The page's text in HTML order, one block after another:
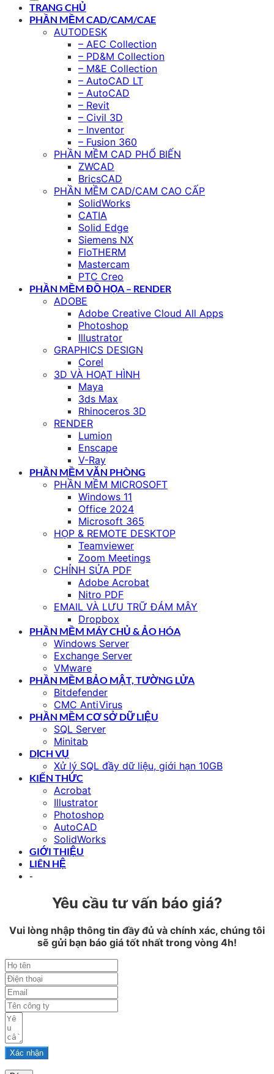
TRANG CHỦ
PHẦN MỀM CAD/CAM/CAE
AUTODESK
– AEC Collection
– PD&M Collection
– M&E Collection
– AutoCAD LT
– AutoCAD
– Revit
– Civil 3D
– Inventor
– Fusion 360
PHẦN MỀM CAD PHỔ BIẾN
ZWCAD
BricsCAD
PHẦN MỀM CAD/CAM CAO CẤP
SolidWorks
CATIA
Solid Edge
Siemens NX
FloTHERM
Mastercam
PTC Creo
PHẦN MỀM ĐỒ HỌA – RENDER
ADOBE
Adobe Creative Cloud All Apps
Photoshop
Illustrator
GRAPHICS DESIGN
Corel
3D VÀ HOẠT HÌNH
Maya
3ds Max
Rhinoceros 3D
RENDER
Lumion
Enscape
V-Ray
PHẦN MỀM VĂN PHÒNG
PHẦN MỀM MICROSOFT
Windows 11
Office 2024
Microsoft 365
HỌP & REMOTE DESKTOP
Teamviewer
Zoom Meetings
CHỈNH SỬA PDF
Adobe Acrobat
Nitro PDF
EMAIL VÀ LƯU TRỮ ĐÁM MÂY
Dropbox
PHẦN MỀM MÁY CHỦ & ẢO HÓA
Windows Server
Exchange Server
VMware
PHẦN MỀM BẢO MẬT, TƯỜNG LỬA
Bitdefender
CMC AntiVirus
PHẦN MỀM CƠ SỞ DỮ LIỆU
SQL Server
Minitab
DỊCH VỤ
Xử lý SQL đầy dữ liệu, giới hạn 10GB
KIẾN THỨC
Acrobat
Illustrator
Photoshop
AutoCAD
SolidWorks
GIỚI THIỆU
LIÊN HỆ
-
Yêu cầu tư vấn báo giá?
Vui lòng nhập thông tin đầy đủ và chính xác, chúng tôi
sẽ gửi bạn báo giá tốt nhất trong vòng 4h!
Xác nhận